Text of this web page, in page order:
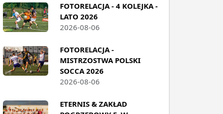
FOTORELACJA - 4 KOLEJKA -
LATO 2026
2026-08-06
FOTORELACJA -
MISTRZOSTWA POLSKI
SOCCA 2026
2026-08-06
ETERNIS & ZAKŁAD